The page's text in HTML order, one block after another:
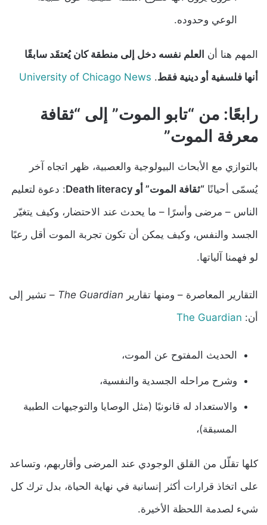
الوعي وحدوده.
المهم هنا أن العلم نفسه دخل إلى منطقة كان يُعتقَد سابقًا
أنها فلسفية أو دينية فقط.
University of Chicago News
رابعًا: من “تابو الموت” إلى “ثقافة
معرفة الموت”
بالتوازي مع الأبحاث البيولوجية والعصبية، ظهر اتجاه آخر
يُسمّى أحيانًا “ثقافة الموت” أو Death literacy
: دعوة لتعليم
الناس – مرضى وأسرًا – ما يحدث عند الاحتضار، وكيف يتغيّر
الجسد والنفس، وكيف يمكن أن تكون تجربة الموت أقل رعبًا
لو فهمنا آلياتها.
التقارير المعاصرة – ومنها تقارير The Guardian – تشير إلى
أن: The Guardian
الحديث المفتوح عن الموت،
وشرح مراحله الجسدية والنفسية،
والاستعداد له قانونيًا (مثل الوصايا والتوجيهات الطبية
المسبقة)،
كلها تقلّل من القلق الوجودي عند المرضى وأقاربهم، وتساعد
على اتخاذ قرارات أكثر إنسانية في نهاية الحياة، بدل ترك كل
شيء لصدمة اللحظة الأخيرة.